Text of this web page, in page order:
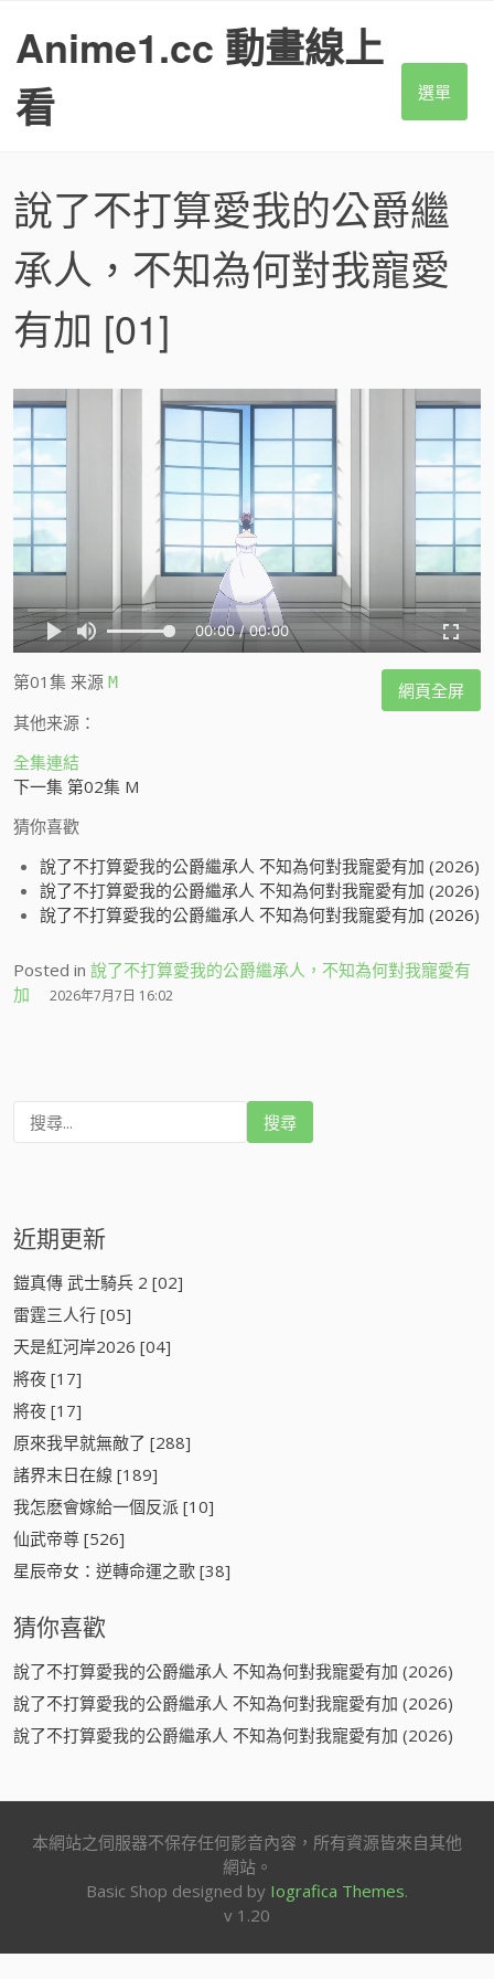
Anime1.cc 動畫線上
看
選單
說了不打算愛我的公爵繼
承人，不知為何對我寵愛
有加 [01]
網頁全屏
第01集 来源 M
其他来源：
全集連結
下一集 第02集 M
猜你喜歡
說了不打算愛我的公爵繼承人 不知為何對我寵愛有加 (2026)
說了不打算愛我的公爵繼承人 不知為何對我寵愛有加 (2026)
說了不打算愛我的公爵繼承人 不知為何對我寵愛有加 (2026)
Posted in 說了不打算愛我的公爵繼承人，不知為何對我寵愛有
加
2026年7月7日 16:02
近期更新
鎧真傳 武士騎兵 2 [02]
雷霆三人行 [05]
天是紅河岸2026 [04]
將夜 [17]
將夜 [17]
原來我早就無敵了 [288]
諸界末日在線 [189]
我怎麽會嫁給一個反派 [10]
仙武帝尊 [526]
星辰帝女：逆轉命運之歌 [38]
猜你喜歡
說了不打算愛我的公爵繼承人 不知為何對我寵愛有加 (2026)
說了不打算愛我的公爵繼承人 不知為何對我寵愛有加 (2026)
說了不打算愛我的公爵繼承人 不知為何對我寵愛有加 (2026)
本網站之伺服器不保存任何影音內容，所有資源皆來自其他
網站。
Basic Shop designed by Iografica Themes.
v 1.20